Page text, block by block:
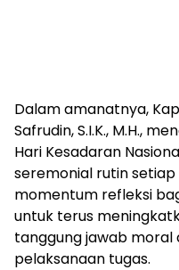
Dalam amanatnya,
Safrudin, S.I.K., M.H.,
Hari Kesadaran
seremonial rutin setiap
momentum refleksi
untuk terus
tanggung jawab moral
pelaksanaan tugas.